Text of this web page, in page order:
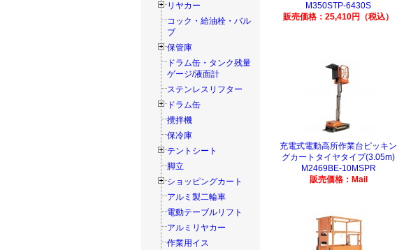
リヤカー
コック・給油栓・バル
ブ
保管庫
ドラム缶・タンク残量
ゲージ/液面計
ステンレスリフター
ドラム缶
攪拌機
保冷庫
テントシート
脚立
ショッピングカート
アルミ製二輪車
電動テーブルリフト
アルミリヤカー
作業用イス
M350STP-6430S
販売価格：25,410円（税込）
充電式電動高所作業台ピッキン
グカートタイヤタイプ(3.05m)
M2469BE-10MSPR
販売価格：Mail